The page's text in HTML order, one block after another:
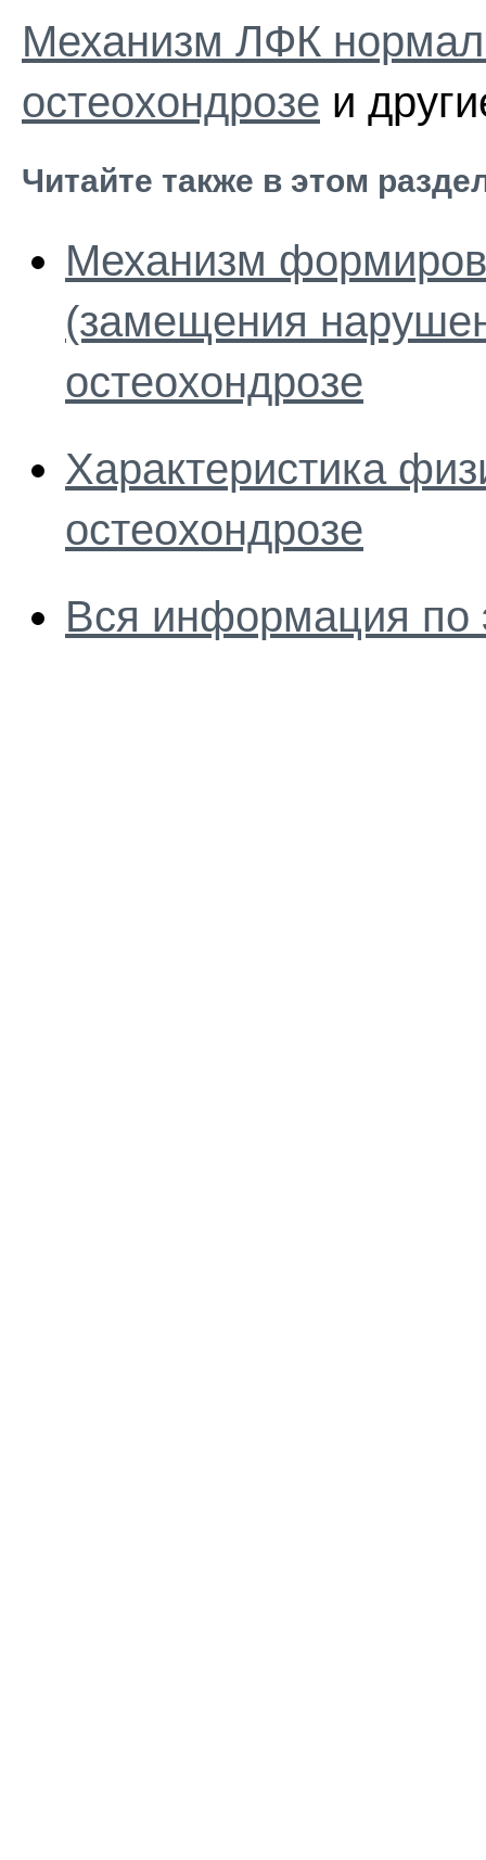
Механизм ЛФК
остеохондрозе и
Читайте также в этом
Механизм
(замещения
остеохондрозе
Характеристика
остеохондрозе
Вся информация по